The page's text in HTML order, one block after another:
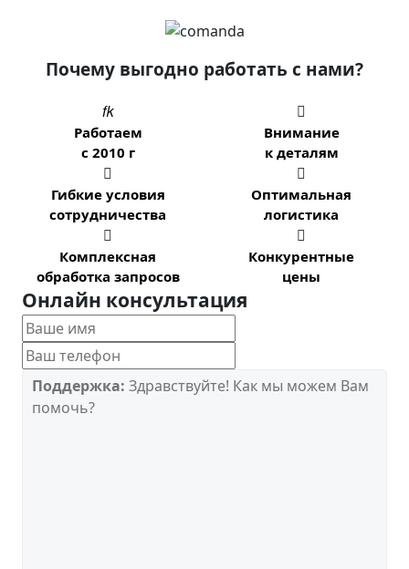
Почему выгодно работать с нами?

Работаем
с 2010 г

Внимание
к деталям

Гибкие условия
сотрудничества

Оптимальная
логистика

Комплексная
обработка запросов

Конкурентные
цены
Онлайн консультация
Поддержка: Здравствуйте! Как мы можем Вам
помочь?